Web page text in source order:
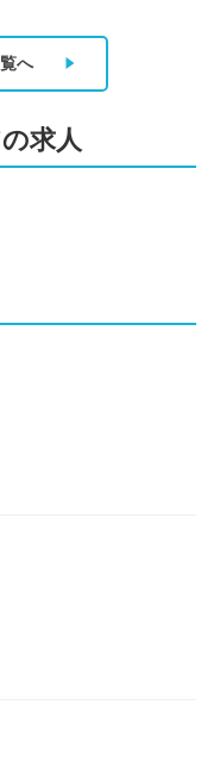
へ
求人